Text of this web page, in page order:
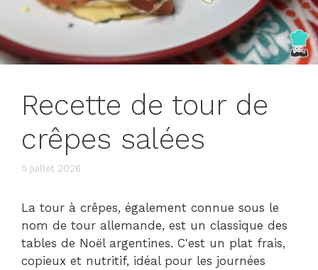
Recette de tour de
crêpes salées
5 juillet 2026
La tour à crêpes, également connue sous le
nom de tour allemande, est un classique des
tables de Noël argentines. C'est un plat frais,
copieux et nutritif, idéal pour les journées